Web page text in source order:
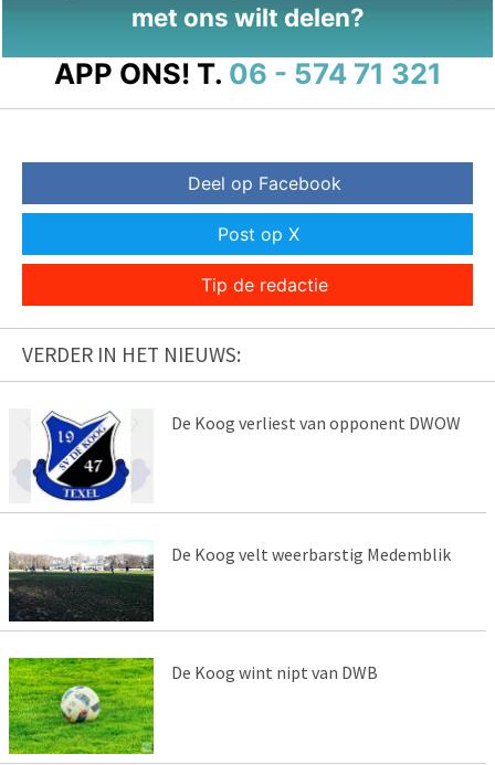
met ons wilt delen?
APP ONS! T. 06 - 574 71 321
Deel op Facebook
Post op X
Tip de redactie
VERDER IN HET NIEUWS:
De Koog verliest van opponent DWOW
De Koog velt weerbarstig Medemblik
De Koog wint nipt van DWB